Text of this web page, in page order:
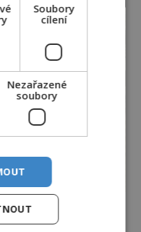
Soubory
cílení
Nezařazené
soubory